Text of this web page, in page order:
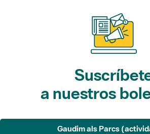
a nuestros
Gaudim als Parcs